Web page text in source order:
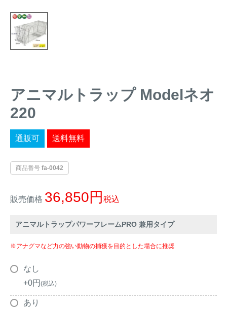
アニマルトラップ Modelネオ
220
通販可 送料無料
商品番号 fa-0042
販売価格 36,850 税込
アニマルトラップパワーフレームPRO 兼用タイプ
※アナグマなど力の強い動物の捕獲を目的とした場合に推奨
なし
+0 税込
あり
金網柵
ュ柵等）
箱わな
対象動物から選ぶ
サル対策
クマ対策
ハクビシン対策
ヌートリア対策